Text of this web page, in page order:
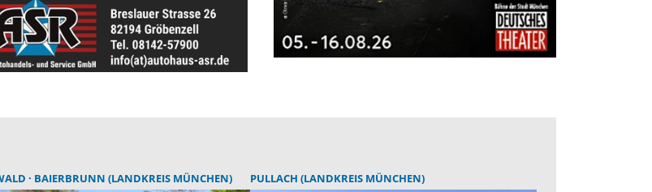
BAIERBRUNN (LANDKREIS MÜNCHEN) PULLACH (LANDKREIS MÜNCHEN)